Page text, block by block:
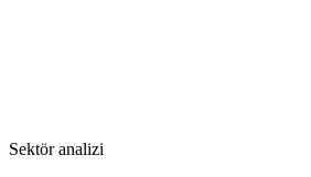
Sektör analizi